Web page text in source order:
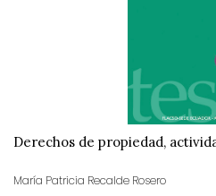
Derechos de propiedad,
María Patricia Recalde Rosero